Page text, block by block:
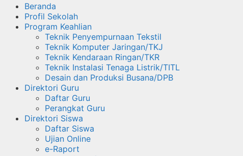
Beranda
Profil Sekolah
Program Keahlian
Teknik Penyempurnaan Tekstil
Teknik Komputer Jaringan/TKJ
Teknik Kendaraan Ringan/TKR
Teknik Instalasi Tenaga Listrik/TITL
Desain dan Produksi Busana/DPB
Direktori Guru
Daftar Guru
Perangkat Guru
Direktori Siswa
Daftar Siswa
Ujian Online
e-Raport